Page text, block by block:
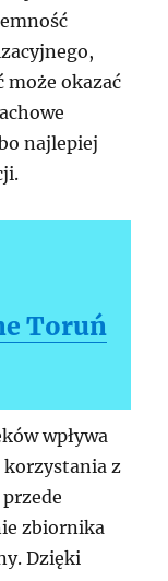
okazać
najlepiej
Toruń
wpływa
z
zbiornika
Dzięki